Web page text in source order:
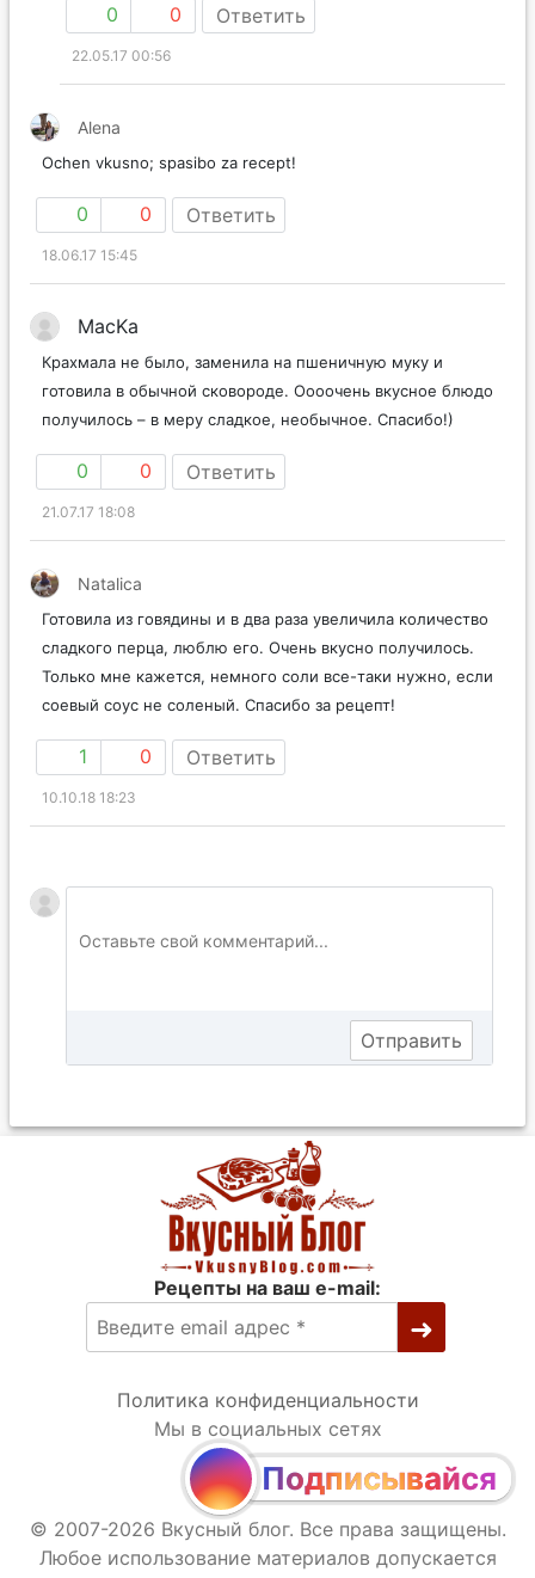
0 0 Ответить
22.05.17 00:56
Alena
Ochen vkusno; spasibo za recept!
0 0 Ответить
18.06.17 15:45
MacKa
Крахмала не было, заменила на пшеничную муку и
готовила в обычной сковороде. Оооочень вкусное блюдо
получилось – в меру сладкое, необычное. Спасибо!)
0 0 Ответить
21.07.17 18:08
Natalica
Готовила из говядины и в два раза увеличила количество
сладкого перца, люблю его. Очень вкусно получилось.
Только мне кажется, немного соли все-таки нужно, если
соевый соус не соленый. Спасибо за рецепт!
1 0 Ответить
10.10.18 18:23
Рецепты на ваш e-mail:
Политика конфиденциальности
Мы в социальных сетях
Подписывайся
© 2007-2026 Вкусный блог. Все права защищены.
Любое использование материалов допускается